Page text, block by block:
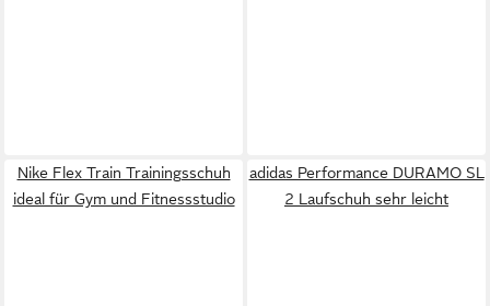
Nike Flex Train Trainingsschuh
ideal für Gym und Fitnessstudio
adidas Performance DURAMO SL
2 Laufschuh sehr leicht